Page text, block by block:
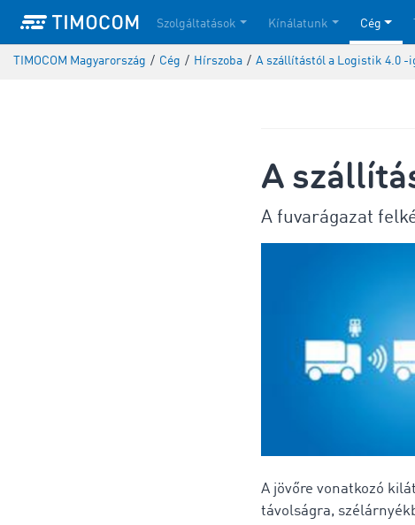
Szolgáltatások Kínálatunk Cég
TIMOCOM Magyarország / Cég / Hírszoba / A szállítástól a Logistik 4.0 -
A
A fuvarágazat
A jövőre vonatkozó
távolságra,